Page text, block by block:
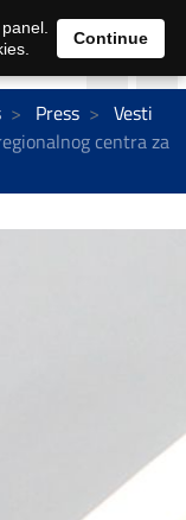
Press
Vesti
centra za
Continue